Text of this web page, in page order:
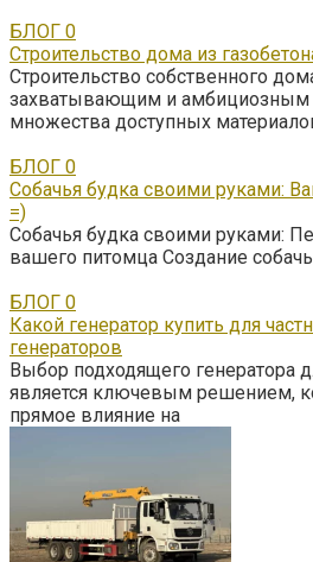
БЛОГ 0
Строительство дома из
Строительство собственного
захватывающим и амбициозным
множества доступных
БЛОГ 0
Собачья будка своими руками:
=)
Собачья будка своими руками:
вашего питомца Создание
БЛОГ 0
Какой генератор купить для
генераторов
Выбор подходящего генератора
является ключевым решением,
прямое влияние на